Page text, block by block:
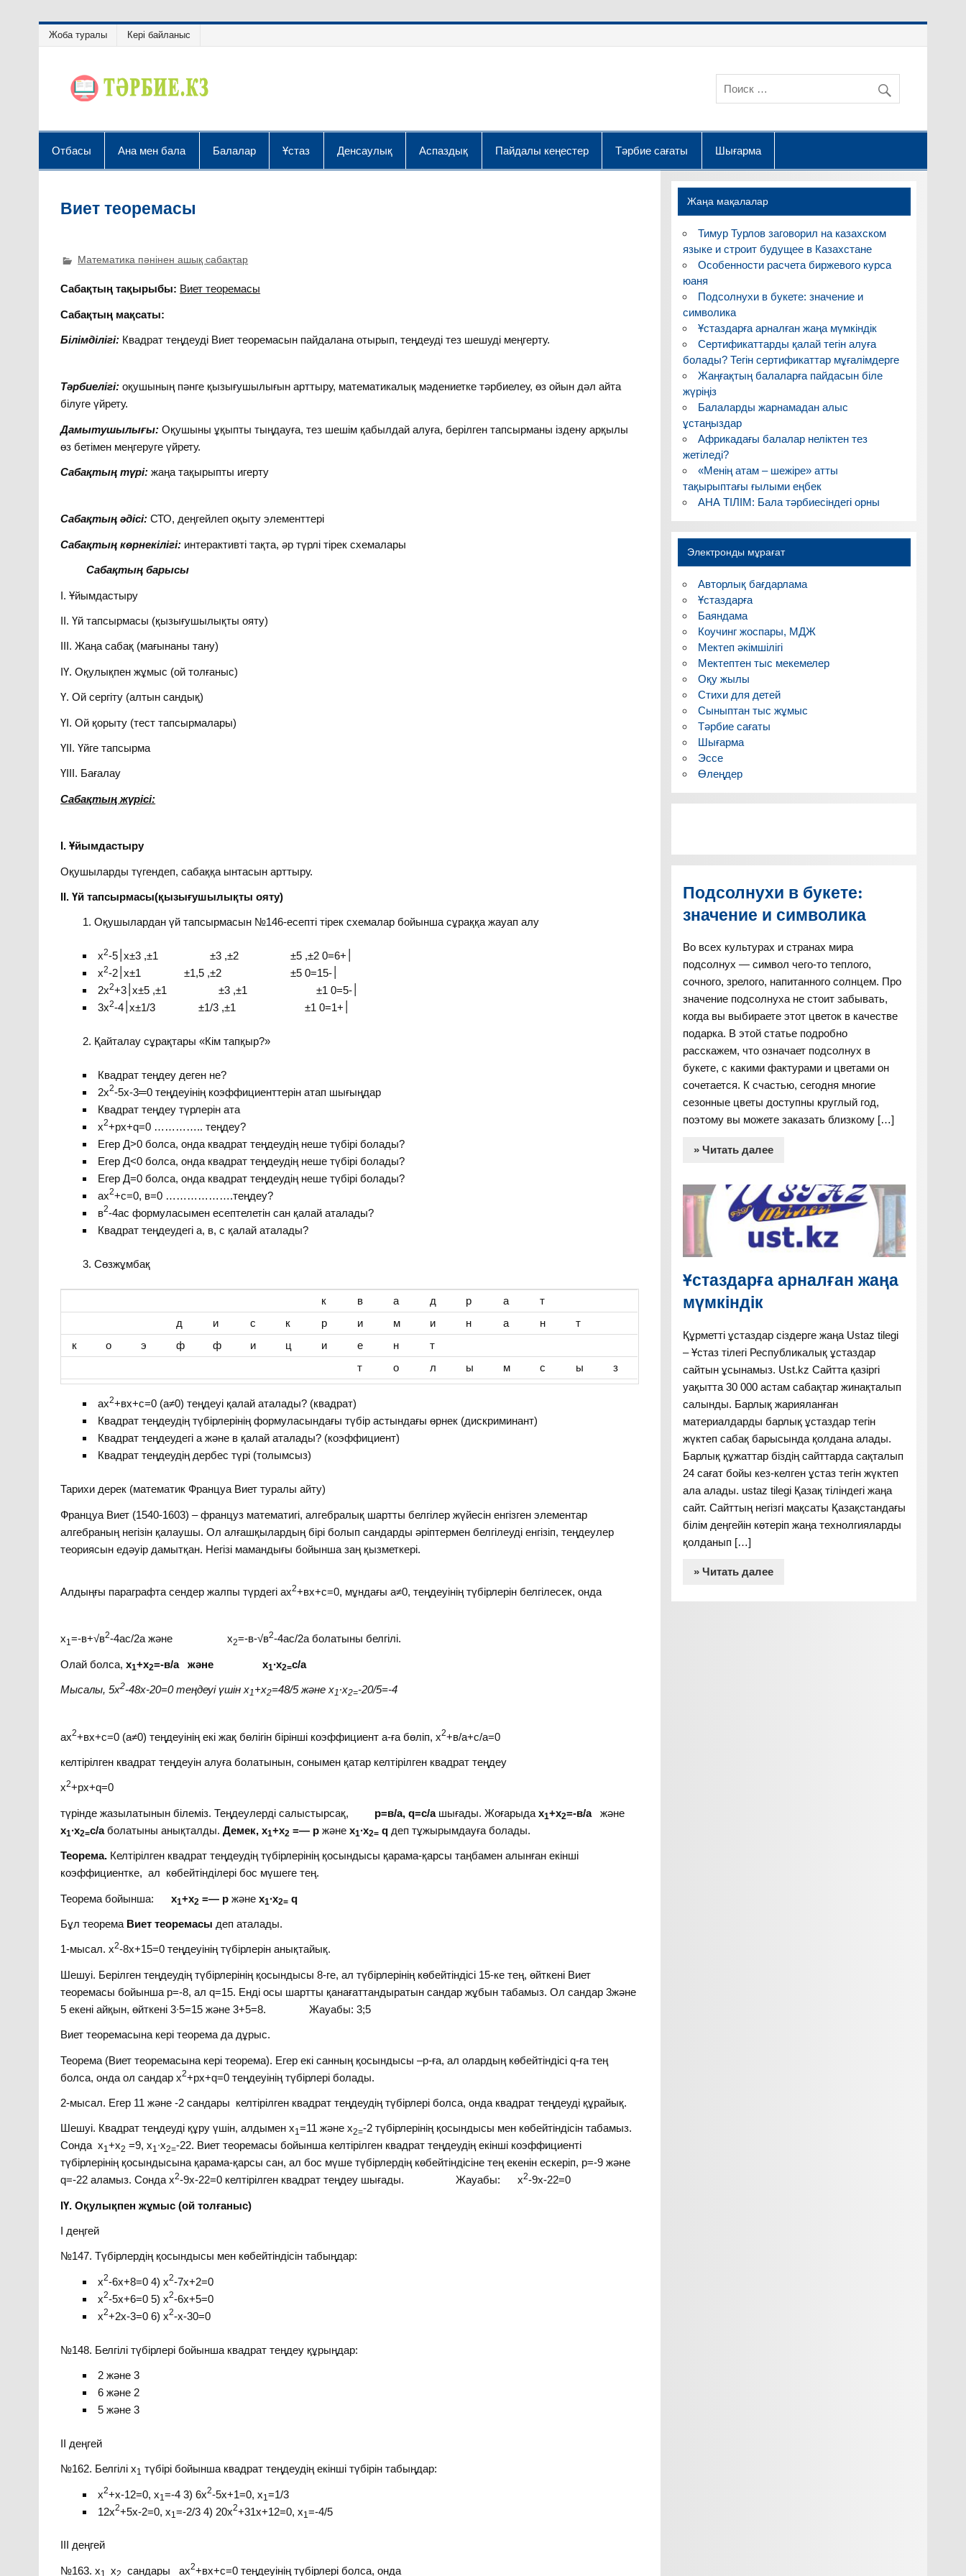
Жоба туралы Кері байланыс
Отбасы Ана мен бала Балалар Ұстаз Денсаулық Аспаздық Пайдалы кеңестер Тәрбие сағаты Шығарма
Виет теоремасы
Математика пәнінен ашық сабақтар
Сабақтың тақырыбы: Виет теоремасы
Сабақтың мақсаты:
Білімділігі: Квадрат теңдеуді Виет теоремасын пайдалана отырып, теңдеуді тез шешуді меңгерту.
Тәрбиелігі: оқушының пәнге қызығушылығын арттыру, математикалық мәдениетке тәрбиелеу, өз ойын дәл айта
білуге үйрету.
Дамытушылығы: Оқушыны ұқыпты тыңдауға, тез шешім қабылдай алуға, берілген тапсырманы іздену арқылы
өз бетімен меңгеруге үйрету.
Сабақтың түрі: жаңа тақырыпты игерту
Сабақтың әдісі: СТО, деңгейлеп оқыту элементтері
Сабақтың көрнекілігі: интерактивті тақта, әр түрлі тірек схемалары
Сабақтың барысы
І. Ұйымдастыру
ІІ. Үй тапсырмасы (қызығушылықты ояту)
ІІІ. Жаңа сабақ (мағынаны тану)
ІҮ. Оқулықпен жұмыс (ой толғаныс)
Ү. Ой сергіту (алтын сандық)
ҮІ. Ой қорыту (тест тапсырмалары)
ҮІІ. Үйге тапсырма
ҮІІІ. Бағалау
Сабақтың жүрісі:
І. Ұйымдастыру
Оқушыларды түгендеп, сабаққа ынтасын арттыру.
ІІ. Үй тапсырмасы(қызығушылықты ояту)
Оқушылардан үй тапсырмасын №146-есепті тірек схемалар бойынша сұраққа жауап алу
х2
-5׀х׀+6=0 ±2, ±5 ±2, ±3 ±1, ±3
х2
-2׀х׀-15=0 ±5 ±2, ±1,5 ±1
2х2
+3׀х׀-5=0 ±1 ±1, ±3 ±1, ±5
3х2 -4׀х׀+1=0 ±1 ±1, ±1/3 ±1/3
Қайталау сұрақтары «Кім тапқыр?»
Квадрат теңдеу деген не?
2х2-5х-3═0 теңдеуінің коэффициенттерін атап шығыңдар
Квадрат теңдеу түрлерін ата
х2+px+q=0 ………….. теңдеу?
Егер Д>0 болса, онда квадрат теңдеудің неше түбірі болады?
Егер Д<0 болса, онда квадрат теңдеудің неше түбірі болады?
Егер Д=0 болса, онда квадрат теңдеудің неше түбірі болады?
ах2+с=0, в=0 ……………….теңдеу?
в2-4ас формуласымен есептелетін сан қалай аталады?
Квадрат теңдеудегі а, в, с қалай аталады?
Сөзжұмбақ
к в а д р а
т
д
и с к р и м и н а н
т
к
о э ф ф и ц и е н
т
т
о л ы м с ы з
ах2+вх+с=0 (а≠0) теңдеуі қалай аталады? (квадрат)
Квадрат теңдеудің түбірлерінің формуласындағы түбір астындағы өрнек (дискриминант)
Квадрат теңдеудегі а және в қалай аталады? (коэффициент)
Квадрат теңдеудің дербес түрі (толымсыз)
Тарихи дерек (математик Француа Виет туралы айту)
Француа Виет (1540-1603) – француз математигі, алгебралық шартты белгілер жүйесін енгізген элементар
алгебраның негізін қалаушы. Ол алғашқылардың бірі болып сандарды әріптермен белгілеуді енгізіп, теңдеулер
теориясын едәуір дамытқан. Негізі мамандығы бойынша заң қызметкері.
Алдыңғы параграфта сендер жалпы түрдегі ах2+вх+с=0, мұндағы а≠0, теңдеуінің түбірлерін белгілесек, онда
х1=-в+√в2-4ас/2а және х2=-в-√в2-4ас/2а болатыны белгілі.
Олай болса,х1+х2=-в/а және х1∙х2=с/а
Мысалы, 5х2-48х-20=0 теңдеуі үшін х1+х2=48/5 және х1∙х2=-20/5=-4
ах2+вх+с=0 (а≠0) теңдеуінің екі жақ бөлігін бірінші коэффициент а-ға бөліп, х2+в/а+с/а=0
келтірілген квадрат теңдеуін алуға болатынын, сонымен қатар келтірілген квадрат теңдеу
х2+px+q=0
түрінде жазылатынын білеміз. Теңдеулерді салыстырсақ, p=в/а,q=с/ашығады. Жоғарыдах1+х2=-в/ажәне
х1∙х2=с/аболатыны анықталды. Демек, х1+х2 =— p және х1∙х2= q деп тұжырымдауға болады.
Теорема. Келтірілген квадрат теңдеудің түбірлерінің қосындысы қарама-қарсы таңбамен алынған екінші
коэффициентке, ал көбейтінділері бос мүшеге тең.
Теорема бойынша: х1+х2 =— p және х1∙х2= q
Бұл теорема Виет теоремасы деп аталады.
1-мысал. х2-8х+15=0 теңдеуінің түбірлерін анықтайық.
Шешуі. Берілген теңдеудің түбірлерінің қосындысы 8-ге, ал түбірлерінің көбейтіндісі 15-ке тең, өйткені Виет
теоремасы бойынша p=-8, ал q=15. Енді осы шартты қанағаттандыратын сандар жұбын табамыз. Ол сандар 3және
5 екені айқын, өйткені 3∙5=15 және 3+5=8. Жауабы: 3;5
Виет теоремасына кері теорема да дұрыс.
Теорема (Виет теоремасына кері теорема). Егер екі санның қосындысы –p-ға, ал олардың көбейтіндісі q-ға тең
болса, онда ол сандар х2+px+q=0 теңдеуінің түбірлері болады.
2-мысал. Егер 11 және -2 сандары келтірілген квадрат теңдеудің түбірлері болса, онда квадрат теңдеуді құрайық.
Шешуі. Квадрат теңдеуді құру үшін, алдымен х1=11 және х2=-2 түбірлерінің қосындысы мен көбейтіндісін табамыз.
Сонда х1+х2 =9, х1 ∙х2=-22. Виет теоремасы бойынша келтірілген квадрат теңдеудің екінші коэффициенті
түбірлерінің қосындысына қарама-қарсы сан, ал бос мүше түбірлердің көбейтіндісіне тең екенін ескеріп, p=-9 және
q=-22 аламыз. Сонда х2-9х-22=0 келтірілген квадрат теңдеу шығады. Жауабы: х2-9х-22=0
ІҮ. Оқулықпен жұмыс (ой толғаныс)
І деңгей
№147. Түбірлердің қосындысы мен көбейтіндісін табыңдар:
х2-6х+8=0 4) х2-7х+2=0
х2-5х+6=0 5) х2-6х+5=0
х2+2х-3=0 6) х2-х-30=0
№148. Белгілі түбірлері бойынша квадрат теңдеу құрыңдар:
2 және 3
6 және 2
5 және 3
ІІ деңгей
№162. Белгілі х1 түбірі бойынша квадрат теңдеудің екінші түбірін табыңдар:
х2+х-12=0, х1=-4 3) 6х2-5х+1=0, х1=1/3
12х2+5х-2=0, х1=-2/3 4) 20х2+31х+12=0, х1=-4/5
ІІІ деңгей
№163. х1, х2 сандары ах2+вх+с=0 теңдеуінің түбірлері болса, онда
Жаңа мақалалар
Тимур Турлов заговорил на казахском
языке и строит будущее в Казахстане
Особенности расчета биржевого курса
юаня
Подсолнухи в букете: значение и
символика
Ұстаздарға арналған жаңа мүмкіндік
Сертификаттарды қалай тегін алуға
болады? Тегін сертификаттар мұғалімдерге
Жаңғақтың балаларға пайдасын біле
жүріңіз
Балаларды жарнамадан алыс
ұстаңыздар
Африкадағы балалар неліктен тез
жетіледі?
«Менің атам – шежіре» атты
тақырыптағы ғылыми еңбек
АНА ТІЛІМ: Бала тәрбиесіндегі орны
Электронды мұрағат
Авторлық бағдарлама
Ұстаздарға
Баяндама
Коучинг жоспары, МДЖ
Мектеп әкімшілігі
Мектептен тыс мекемелер
Оқу жылы
Стихи для детей
Сыныптан тыс жұмыс
Тәрбие сағаты
Шығарма
Эссе
Өлеңдер
Подсолнухи в букете:
значение и символика
Во всех культурах и странах мира
подсолнух — символ чего-то теплого,
сочного, зрелого, напитанного солнцем. Про
значение подсолнуха не стоит забывать,
когда вы выбираете этот цветок в качестве
подарка. В этой статье подробно
расскажем, что означает подсолнух в
букете, с какими фактурами и цветами он
сочетается. К счастью, сегодня многие
сезонные цветы доступны круглый год,
поэтому вы можете заказать близкому […]
» Читать далее
Ұстаздарға арналған жаңа
мүмкіндік
Құрметті ұстаздар сіздерге жаңа Ustaz tilegi
– Ұстаз тілегі Республикалық ұстаздар
сайтын ұсынамыз. Ust.kz Сайтта қазіргі
уақытта 30 000 астам сабақтар жинақталып
салынды. Барлық жарияланған
материалдарды барлық ұстаздар тегін
жүктеп сабақ барысында қолдана алады.
Барлық құжаттар біздің сайттарда сақталып
24 сағат бойы кез-келген ұстаз тегін жүктеп
ала алады. ustaz tilegi Қазақ тіліндегі жаңа
сайт. Сайттың негізгі мақсаты Қазақстандағы
білім деңгейін көтеріп жаңа технолгияларды
қолданып […]
» Читать далее